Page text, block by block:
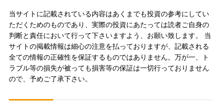
当サイトに記載されている内容はあくまでも投資の参考にしてい
ただくためのものであり、実際の投資にあたっては読者ご自身の
判断と責任において行って下さいますよう、お願い致します。 当
サイトの掲載情報は細心の注意を払っておりますが、記載される
全ての情報の正確性を保証するものではありません。万が一、ト
ラブル等の損失が被っても損害等の保証は一切行っておりません
ので、予めご了承下さい。